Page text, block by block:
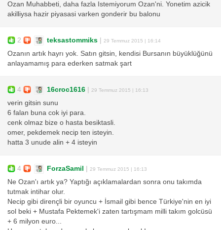
Ozan Muhabbeti, daha fazla Istemiyorum Ozan'ni. Yonetim azicik
akilliysa hazir piyasasi varken gonderir bu balonu
2 teksastommiks 29 Temmuz 2015 | 16:14
Ozanın artık hayrı yok. Satın gitsin, kendisi Bursanın büyüklüğünü
anlayamamış para ederken satmak şart
4 16croc1616 29 Temmuz 2015 | 16:13
verin gitsin sunu
6 falan buna cok iyi para.
cenk olmaz bize o hasta besiktasli.
omer, pekdemek necip ten isteyin.
hatta 3 unude alin + 4 isteyin
4 ForzaSamil 29 Temmuz 2015 | 16:13
Ne Ozan'ı artık ya? Yaptığı açıklamalardan sonra onu takımda
tutmak intihar olur.
Necip gibi dirençli bir oyuncu + İsmail gibi bence Türkiye'nin en iyi
sol beki + Mustafa Pektemek'i zaten tartışmam milli takım golcüsü
+ 6 milyon euro...